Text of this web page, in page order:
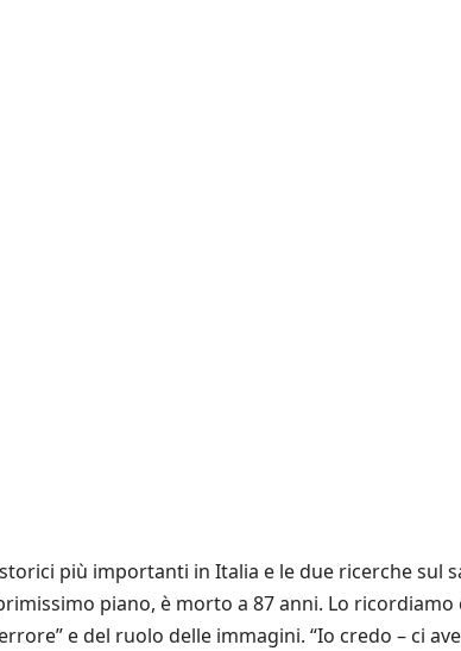
più importanti in Italia e le due ricerche sul
piano, è morto a 87 anni. Lo
e del ruolo delle immagini. “Io credo – ci